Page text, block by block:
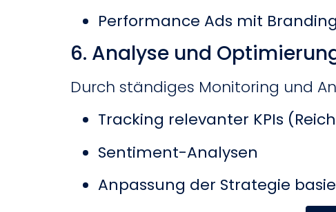
Performance Ads mit
6. Analyse und
Durch ständiges Monitoring und
Tracking relevanter KPIs
Sentiment-Analysen
Anpassung der Strategie